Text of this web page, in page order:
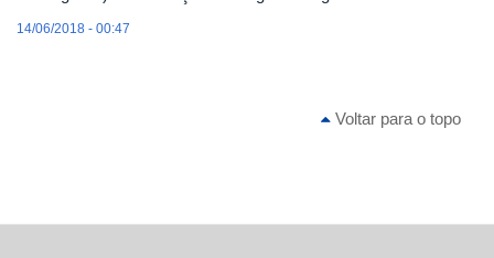
14/06/2018 - 00:47
Voltar para o topo